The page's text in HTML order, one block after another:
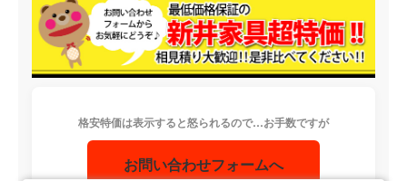
格安特価は表示すると怒られるので…お手数ですが
お問い合わせフォームへ